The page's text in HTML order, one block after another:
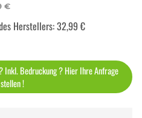
€
Herstellers:32,99 €
Inkl. Bedruckung ? Hier Ihre Anfrage
stellen !